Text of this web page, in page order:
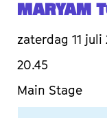
Maryam
zaterdag 11 juli
20.45
Main Stage